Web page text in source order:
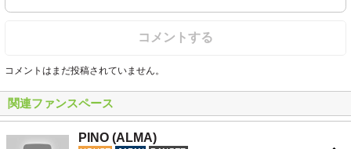
コメントする
コメントはまだ投稿されていません。
関連ファンスペース
PINO (ALMA)